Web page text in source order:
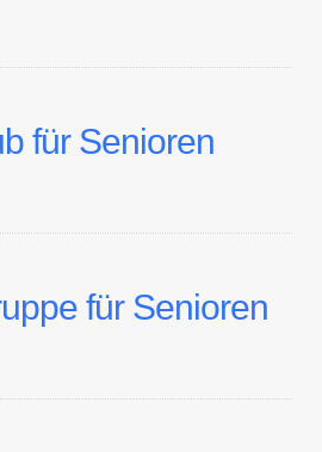
für Senioren
für Senioren